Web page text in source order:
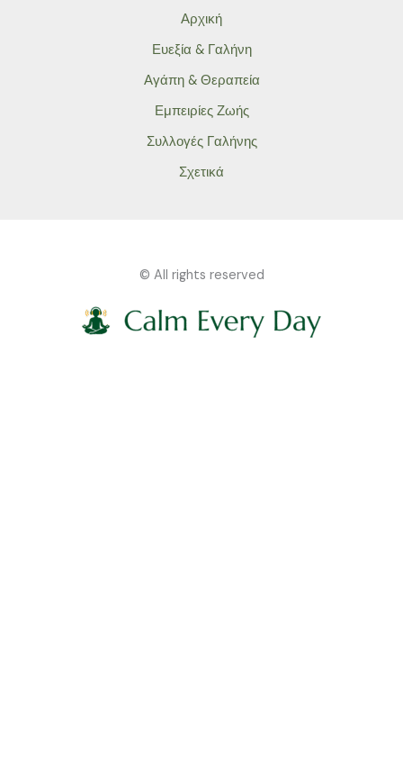
Αρχική
Ευεξία & Γαλήνη
Αγάπη & Θεραπεία
Εμπειρίες Ζωής
Συλλογές Γαλήνης
Σχετικά
© All rights reserved